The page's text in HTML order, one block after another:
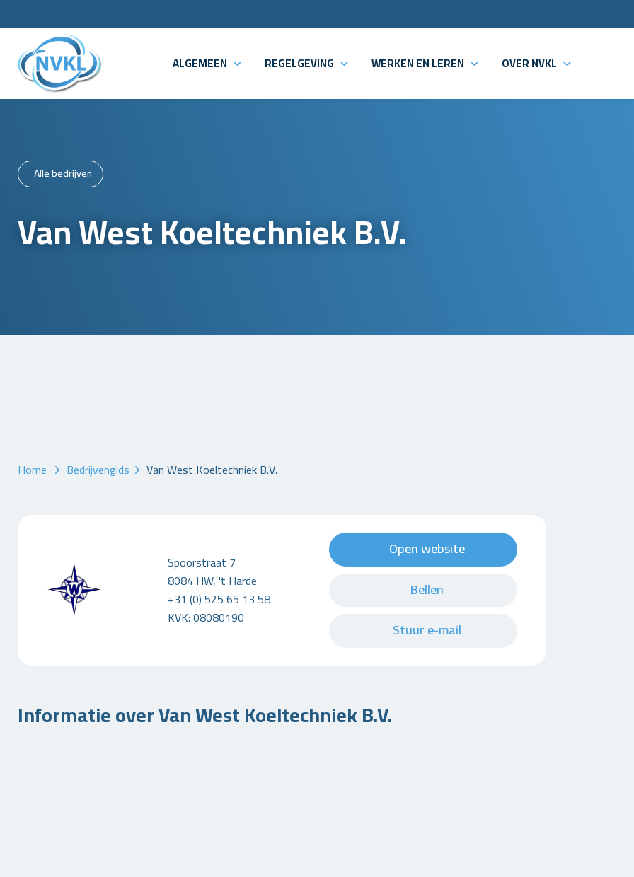
ALGEMEEN REGELGEVING WERKEN EN LEREN OVER NVKL
Alle bedrijven
Van West Koeltechniek B.V.
Home Bedrijvengids Van West Koeltechniek B.V.
Spoorstraat 7
8084 HW, 't Harde
+31 (0) 525 65 13 58
KVK: 08080190
Open website
Bellen
Stuur e-mail
Informatie over Van West Koeltechniek B.V.